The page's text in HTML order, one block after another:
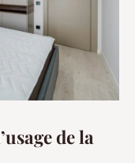
de la